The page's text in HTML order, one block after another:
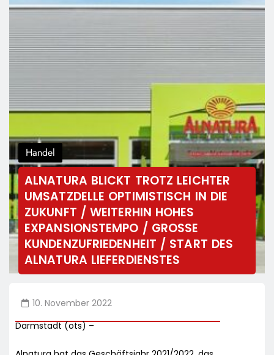
Handel
ALNATURA BLICKT TROTZ LEICHTER
UMSATZDELLE OPTIMISTISCH IN DIE
ZUKUNFT / WEITERHIN HOHES
EXPANSIONSTEMPO / GROSSE K
UNDENZUFRIEDENHEIT / START DES A
LNATURA LIEFERDIENSTES
10. November 2022
Darmstadt (ots) –